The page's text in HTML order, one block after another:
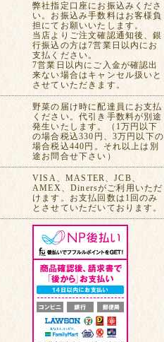
弊社指定口座にお振込みくださ
い。お振込み手数料はお客様負
担にてお願いいたします。
当店よりご注文確認通知後、銀
行振込の方は7営業日以内にお
支払ください。
7営業日以内にご入金が確認出
来ない場合はキャンセル扱いと
させていただきます。
野菜の届け時に配達員にお支払
ください。代引き手数料が別途
発生いたします。（1万円以下
の場合税込330円、3万円以下の
場合税込440円。それ以上は別
途お問合せ下さい）
VISA、MASTER、JCB、
AMEX、Dinersがご利用いただ
けます。お支払回数は1回のみ
とさせていただいております。